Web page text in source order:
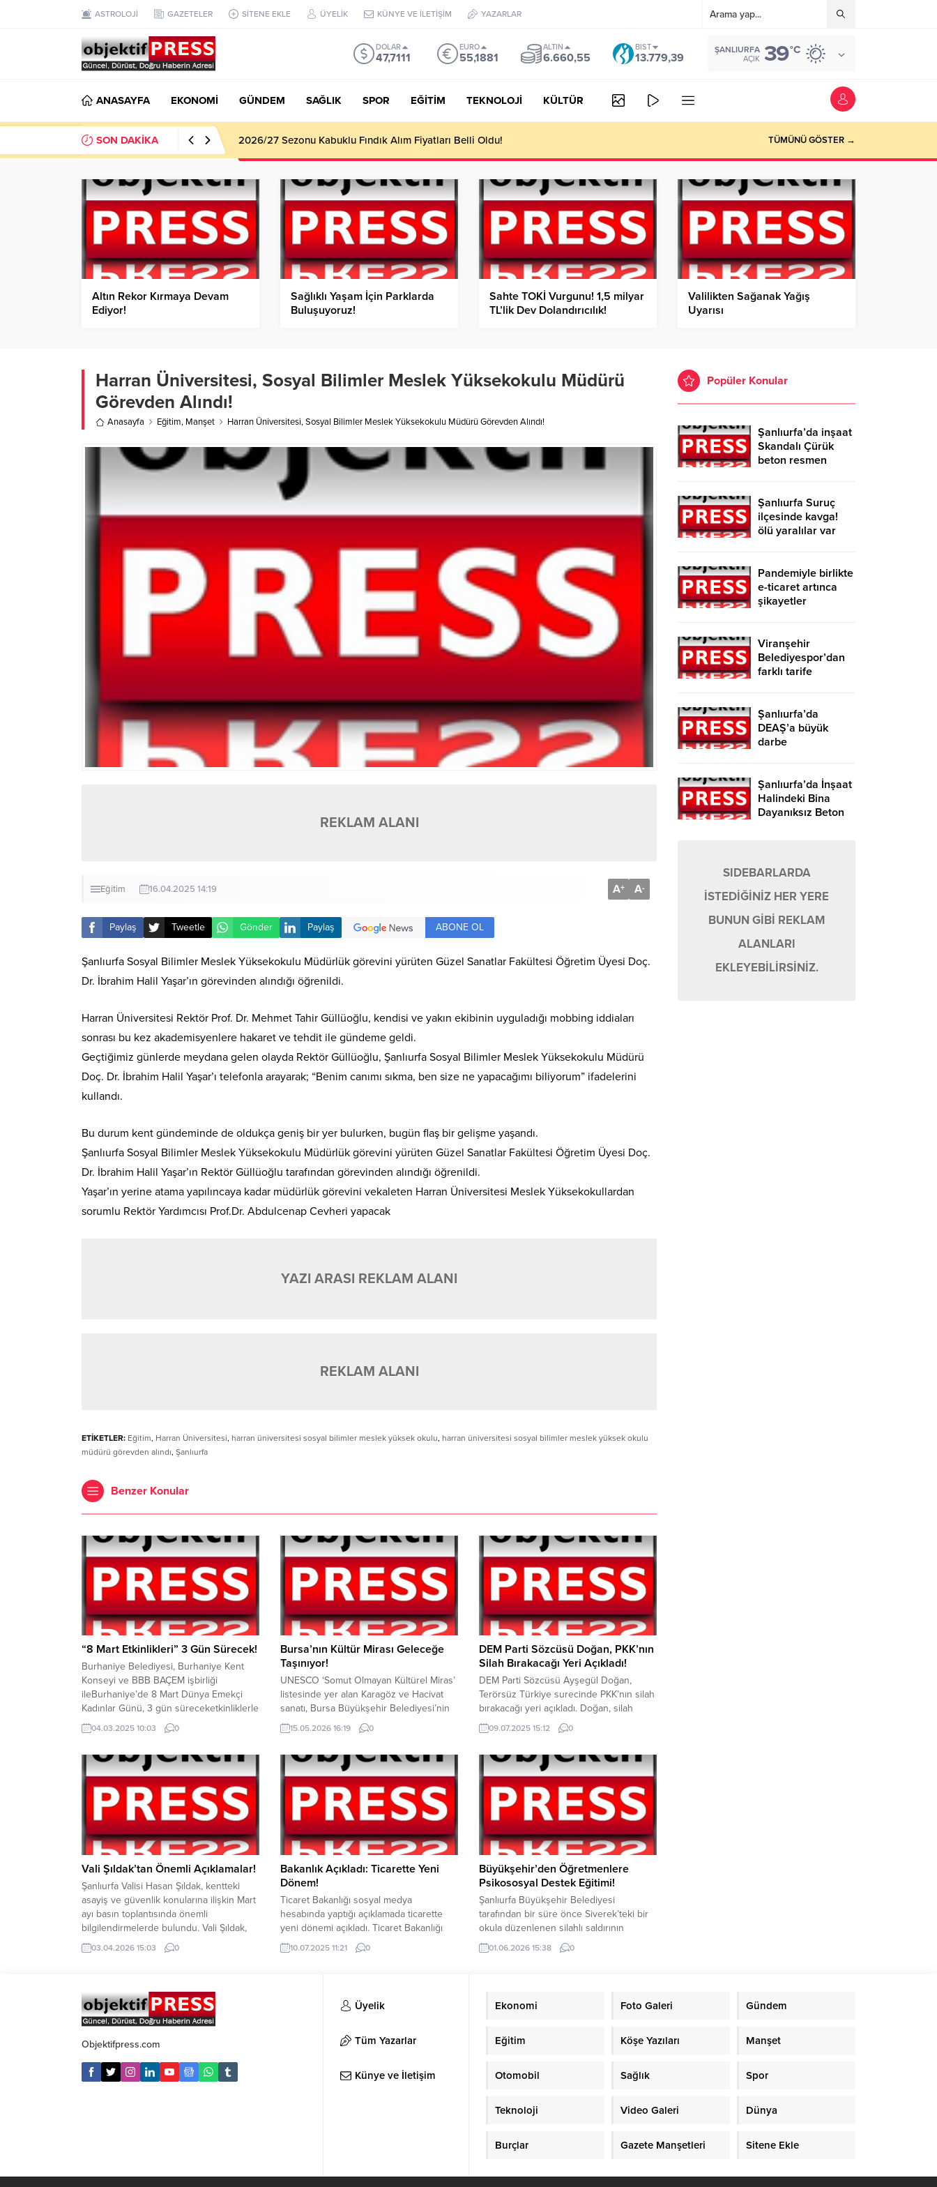
ASTROLOJİ GAZETELER SİTENE EKLE ÜYELİK KÜNYE VE İLETİŞİM YAZARLAR
DOLAR
47,7111
EURO
55,1881
ALTIN
6.660,55
BIST
13.779,39
ŞANLIURFA
AÇIK 39°C
ANASAYFA EKONOMİ GÜNDEM SAĞLIK SPOR EĞİTİM TEKNOLOJİ KÜLTÜR
SON DAKİKA Haliliye Belediyesi Her Gün 4 Bin 898 Kişiye Sıcak Yemek Ulaştırıyor! TÜMÜNÜ GÖSTER →
Altın Rekor Kırmaya Devam
Ediyor!
Sağlıklı Yaşam İçin Parklarda
Buluşuyoruz!
Sahte TOKİ Vurgunu! 1,5 milyar
TL’lik Dev Dolandırıcılık!
Valilikten Sağanak Yağış
Uyarısı
Harran Üniversitesi, Sosyal Bilimler Meslek Yüksekokulu Müdürü
Görevden Alındı!
Anasayfa Eğitim, Manşet Harran Üniversitesi, Sosyal Bilimler Meslek Yüksekokulu Müdürü Görevden Alındı!
REKLAM ALANI
Eğitim 16.04.2025 14:19 A+ A-
Paylaş Tweetle Gönder Paylaş ABONE OL
Şanlıurfa Sosyal Bilimler Meslek Yüksekokulu Müdürlük görevini yürüten Güzel Sanatlar Fakültesi Öğretim Üyesi Doç.
Dr. İbrahim Halil Yaşar’ın görevinden alındığı öğrenildi.
Harran Üniversitesi Rektör Prof. Dr. Mehmet Tahir Güllüoğlu, kendisi ve yakın ekibinin uyguladığı mobbing iddiaları
sonrası bu kez akademisyenlere hakaret ve tehdit ile gündeme geldi.
Geçtiğimiz günlerde meydana gelen olayda Rektör Güllüoğlu, Şanlıurfa Sosyal Bilimler Meslek Yüksekokulu Müdürü
Doç. Dr. İbrahim Halil Yaşar’ı telefonla arayarak; “Benim canımı sıkma, ben size ne yapacağımı biliyorum” ifadelerini
kullandı.
Bu durum kent gündeminde de oldukça geniş bir yer bulurken, bugün flaş bir gelişme yaşandı.
Şanlıurfa Sosyal Bilimler Meslek Yüksekokulu Müdürlük görevini yürüten Güzel Sanatlar Fakültesi Öğretim Üyesi Doç.
Dr. İbrahim Halil Yaşar’ın Rektör Güllüoğlu tarafından görevinden alındığı öğrenildi.
Yaşar’ın yerine atama yapılıncaya kadar müdürlük görevini vekaleten Harran Üniversitesi Meslek Yüksekokullardan
sorumlu Rektör Yardımcısı Prof.Dr. Abdulcenap Cevheri yapacak
YAZI ARASI REKLAM ALANI
REKLAM ALANI
ETİKETLER: Eğitim, Harran Üniversitesi, harran üniversitesi sosyal bilimler meslek yüksek okulu, harran üniversitesi sosyal bilimler meslek yüksek okulu
müdürü görevden alındı, Şanlıurfa
Benzer Konular
“8 Mart Etkinlikleri” 3 Gün Sürecek!
Burhaniye Belediyesi, Burhaniye Kent
Konseyi ve BBB BAÇEM işbirliği
ileBurhaniye’de 8 Mart Dünya Emekçi
Kadınlar Günü, 3 gün süreceketkinliklerle
kutlanacak.6 Mart Perşembe günü
başlayacak etkinliklerde, söyleşiden
konserden bisiklet turuna birçok etkinlik
ile 8 Mart Dünya Emekçi Kadınlar
Günü’ne dikkat çekilecek. 6 Mart
Perşembe günü Cumhuriyet Mahallesi...
04.03.2025 10:03 0
Bursa’nın Kültür Mirası Geleceğe
Taşınıyor!
UNESCO ‘Somut Olmayan Kültürel Miras’
listesinde yer alan Karagöz ve Hacivat
sanatı, Bursa Büyükşehir Belediyesi’nin
ev sahipliğinde düzenlenen eğitimlerle
geleceğe taşınıyor. Bursa’nın kültürel
amacıyla birçok alanda çalışma yürüten
Bursa Büyükşehir Belediyesi, Karagöz
Müzesi’nde düzenlenen ‘Karagöz Tasvir
Yapımı’ kursuna ev sahipliği yapıyor.
Bursa İl Kültür ve Turizm...
15.05.2026 16:19 0
DEM Parti Sözcüsü Doğan, PKK’nın
Silah Bırakacağı Yeri Açıkladı!
DEM Parti Sözcüsü Ayşegül Doğan,
Terörsüz Türkiye surecinde PKK’nın silah
bırakacağı yeri açıkladı. Doğan, silah
bırakma anına tanıklık etmek için orada
olacaklarını açıkladı.11 Temmuz’da PKK’nın
bırakma töreni için Irak’ın Süleymaniye
kentine gideceklerini belirtti. Doğan,
konuya ilişkin açıklamasında şu ifadeleri
kullandı; “DEM Parti olarak,
Süleymaniye’de yapılacak...
09.07.2025 15:12 0
Vali Şıldak’tan Önemli Açıklamalar!
Şanlıurfa Valisi Hasan Şıldak, kentteki
asayiş ve güvenlik konularına ilişkin Mart
ayı basın toplantısında önemli
bilgilendirmelerde bulundu. Vali Şıldak,
2026 yılının ilk üç ayında Şanlıurfa’da
yürütülen operasyonlar neticesinde 72
ve 4 bin adet captagon ele geçirildiğini
bildirdi....
03.04.2026 15:03 0
Bakanlık Açıkladı: Ticarette Yeni
Dönem!
Ticaret Bakanlığı sosyal medya
hesabında yaptığı açıklamada ticarette
yeni dönemi açıkladı. Ticaret Bakanlığı
Temmuz 2025 itibarıyla yürürlüğe giren
Yeni TAREKS ile ticari denetim
geçildi. Yeni TAREKS’in modern, mobil
uyumlu ve kullanıcı dostu ara yüzü,
mevzuat bilgilerine ve uzman desteğine
doğrudan erişim imkânı sağlıyor. Ayrıca,
10.07.2025 11:21 0
Büyükşehir’den Öğretmenlere
Psikososyal Destek Eğitimi!
Şanlıurfa Büyükşehir Belediyesi
tarafından bir süre önce Siverek’teki bir
okula düzenlenen silahlı saldırının
ardından rehber öğretmenlere yönelik
başlatılan “Yaralı Şifacıyı İyileştir” eğitim
Kasım Gülpınar, travma sonrası
desteklenmesinin önemine dikkat
01.06.2026 15:38 0
Popüler Konular
Şanlıurfa’da inşaat
Skandalı Çürük
beton resmen
Şanlıurfa Suruç
ilçesinde kavga!
ölü yaralılar var
Pandemiyle birlikte
e-ticaret artınca
şikayetler
Viranşehir
Belediyespor’dan
farklı tarife
Şanlıurfa’da
DEAŞ’a büyük
darbe
Şanlıurfa’da İnşaat
Halindeki Bina
Dayanıksız Beton
SIDEBARLARDA
İSTEDİĞİNİZ HER YERE
BUNUN GİBİ REKLAM
ALANLARI
EKLEYEBİLİRSİNİZ.
Objektifpress.com
Üyelik
Tüm Yazarlar
Künye ve İletişim
Ekonomi Foto Galeri Gündem
Eğitim Köşe Yazıları Manşet
Otomobil Sağlık Spor
Teknoloji Video Galeri Dünya
Burçlar Gazete Manşetleri Sitene Ekle